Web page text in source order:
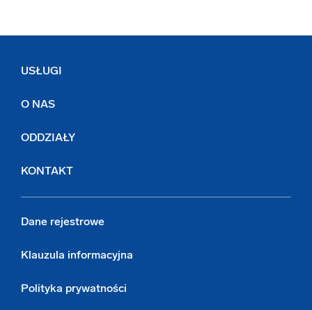
USŁUGI
O NAS
ODDZIAŁY
KONTAKT
Dane rejestrowe
Klauzula informacyjna
Polityka prywatności